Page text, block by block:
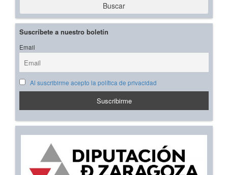
Buscar
Suscríbete a nuestro boletín
Email
Al suscribirme acepto la política de privacidad